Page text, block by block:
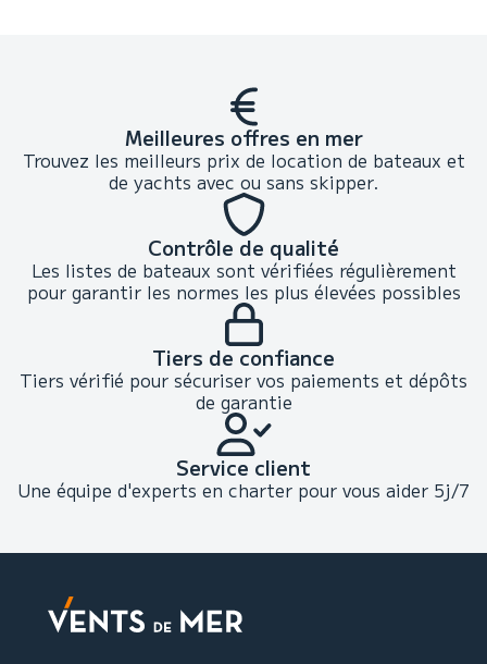
Meilleures offres en mer
Trouvez les meilleurs prix de location de bateaux et
de yachts avec ou sans skipper.
Contrôle de qualité
Les listes de bateaux sont vérifiées régulièrement
pour garantir les normes les plus élevées possibles
Tiers de confiance
Tiers vérifié pour sécuriser vos paiements et dépôts
de garantie
Service client
Une équipe d'experts en charter pour vous aider 5j/7